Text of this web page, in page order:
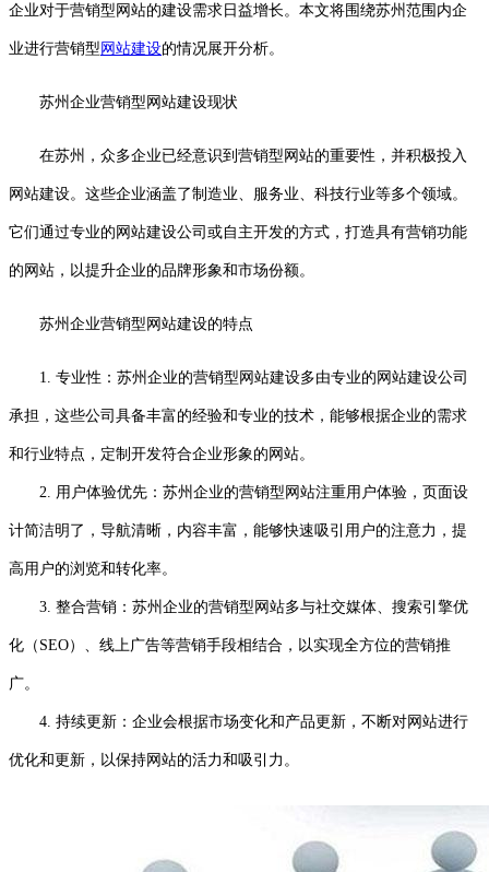
企业对于营销型网站的建设需求日益增长。本文将围绕苏州范围内企
业进行营销型 网站建设的情况展开分析。
苏州企业营销型网站建设现状
在苏州，众多企业已经意识到营销型网站的重要性，并积极投入
网站建设。这些企业涵盖了制造业、服务业、科技行业等多个领域。
它们通过专业的网站建设公司或自主开发的方式，打造具有营销功能
的网站，以提升企业的品牌形象和市场份额。
苏州企业营销型网站建设的特点
1. 专业性：苏州企业的营销型网站建设多由专业的网站建设公司
承担，这些公司具备丰富的经验和专业的技术，能够根据企业的需求
和行业特点，定制开发符合企业形象的网站。
2. 用户体验优先：苏州企业的营销型网站注重用户体验，页面设
计简洁明了，导航清晰，内容丰富，能够快速吸引用户的注意力，提
高用户的浏览和转化率。
3. 整合营销：苏州企业的营销型网站多与社交媒体、搜索引擎优
化（SEO）、线上广告等营销手段相结合，以实现全方位的营销推
广。
4. 持续更新：企业会根据市场变化和产品更新，不断对网站进行
优化和更新，以保持网站的活力和吸引力。